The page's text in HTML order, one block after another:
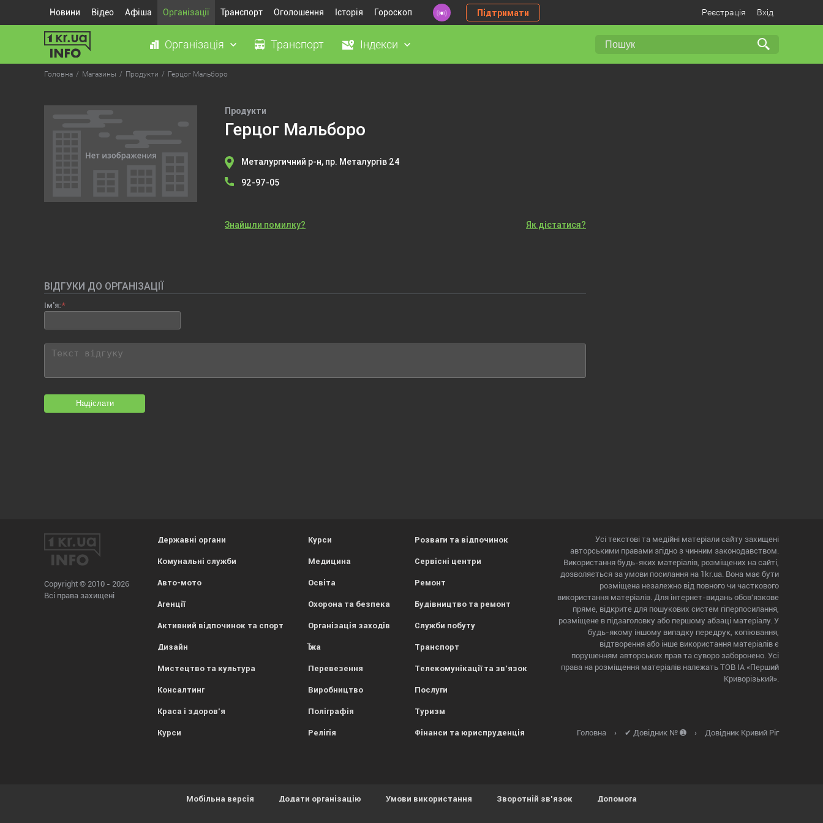
Новини Відео Афіша Організації Транспорт Оголошення Історія Гороскоп Підтримати Реєстрація Вхід
Організація Транспорт Індекси
Головна Магазины Продукти Герцог Мальборо
Продукти
Герцог Мальборо
Металургичний р-н, пр. Металургів 24
92-97-05
Знайшли помилку? Як дістатися?
ВІДГУКИ ДО ОРГАНІЗАЦІЇ
Ім'я:
Надіслати
Copyright © 2010 - 2026
Всі права захищені
Державні органи
Комунальні служби
Авто-мото
Агенції
Активний відпочинок та спорт
Дизайн
Мистецтво та культура
Консалтинг
Краса і здоров'я
Курси
Курси
Медицина
Освіта
Охорона та безпека
Організація заходів
Їжа
Перевезення
Виробництво
Поліграфія
Релігія
Розваги та відпочинок
Сервісні центри
Ремонт
Будівництво та ремонт
Служби побуту
Транспорт
Телекомунікації та зв'язок
Послуги
Туризм
Фінанси та юриспруденція
Усі текстові та медійні матеріали сайту захищені
авторськими правами згідно з чинним законодавством.
Використання будь-яких матеріалів, розміщених на сайті,
дозволяється за умови посилання на 1kr.ua. Вона має бути
розміщена незалежно від повного чи часткового
використання матеріалів. Для інтернет-видань обов'язкове
пряме, відкрите для пошукових систем гіперпосилання,
розміщене в підзаголовку або першому абзаці матеріалу. У
будь-якому іншому випадку передрук, копіювання,
відтворення або інше використання матеріалів є
порушенням авторських прав та суворо заборонено. Усі
права на розміщення матеріалів належать ТОВ ІА «Перший
Криворізький».
Головна › ✔ Довідник № ➊ › Довідник Кривий Ріг
Мобільна версія Додати організацію Умови використання Зворотній зв'язок Допомога